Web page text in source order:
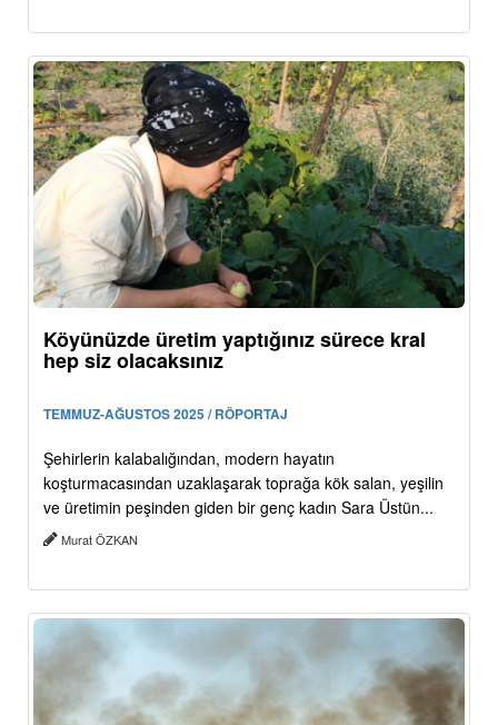
Köyünüzde üretim yaptığınız sürece kral
hep siz olacaksınız
TEMMUZ-AĞUSTOS 2025 / RÖPORTAJ
Şehirlerin kalabalığından, modern hayatın
koşturmacasından uzaklaşarak toprağa kök salan, yeşilin
ve üretimin peşinden giden bir genç kadın Sara Üstün...
Murat ÖZKAN